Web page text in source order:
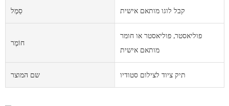
סֵמֶל קבל לוגו מותאם אישית
חוֹמֶר
פוליאסטר, פוליאסטר או חומר
מותאם אישית
שם המוצר תיק ציוד לצילום סטודיו